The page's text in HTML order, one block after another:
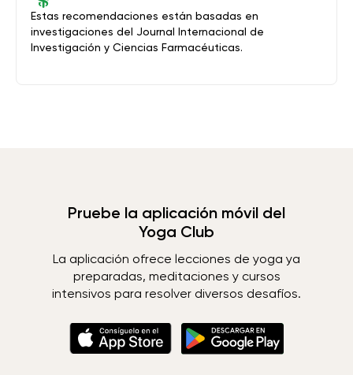
Estas recomendaciones están basadas en
investigaciones del Journal Internacional de
Investigación y Ciencias Farmacéuticas.
Pruebe la aplicación móvil del
Yoga Club
La aplicación ofrece lecciones de yoga ya
preparadas, meditaciones y cursos
intensivos para resolver diversos desafíos.